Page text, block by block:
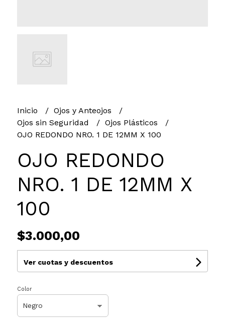
Inicio
Ojos y Anteojos
Ojos sin Seguridad
Ojos Plásticos
OJO REDONDO NRO. 1 DE 12MM X 100
OJO REDONDO
NRO. 1 DE 12MM X
100
$3.000,00
Ver cuotas y descuentos
Color